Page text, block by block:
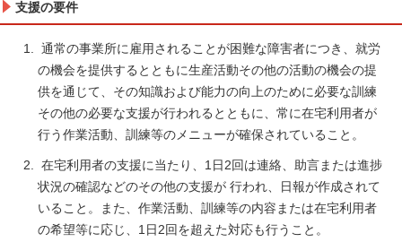
支援の要件
通常の事業所に雇用されることが困難な障害者につき、就労
の機会を提供するとともに生産活動その他の活動の機会の提
供を通じて、その知識および能力の向上のために必要な訓練
その他の必要な支援が行われるとともに、常に在宅利用者が
行う作業活動、訓練等のメニューが確保されていること。
在宅利用者の支援に当たり、1日2回は連絡、助言または進捗
状況の確認などのその他の支援が 行われ、日報が作成されて
いること。また、作業活動、訓練等の内容または在宅利用者
の希望等に応じ、1日2回を超えた対応も行うこと。